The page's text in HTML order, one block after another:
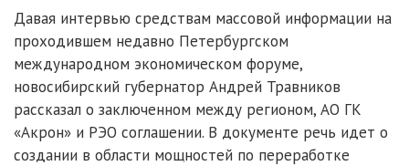
Давая интервью средствам массовой информации на
проходившем недавно Петербургском
международном экономическом форуме,
новосибирский губернатор Андрей Травников
рассказал о заключенном между регионом, АО ГК
«Акрон» и РЭО соглашении. В документе речь идет о
создании в области мощностей по переработке